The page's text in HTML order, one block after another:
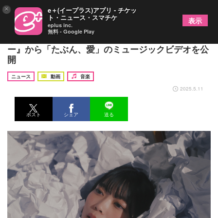
なきごと、メジャーデビューEP『マジックアワ
ー』から「たぶん、愛」のミュージックビデオを公
開
ニュース 動画
音楽
2025.5.11
ポスト シェア 送る
× e＋(イープラス)アプリ - チケッ
ト・ニュース・スマチケ
eplus inc.
無料 - Google Play
表示